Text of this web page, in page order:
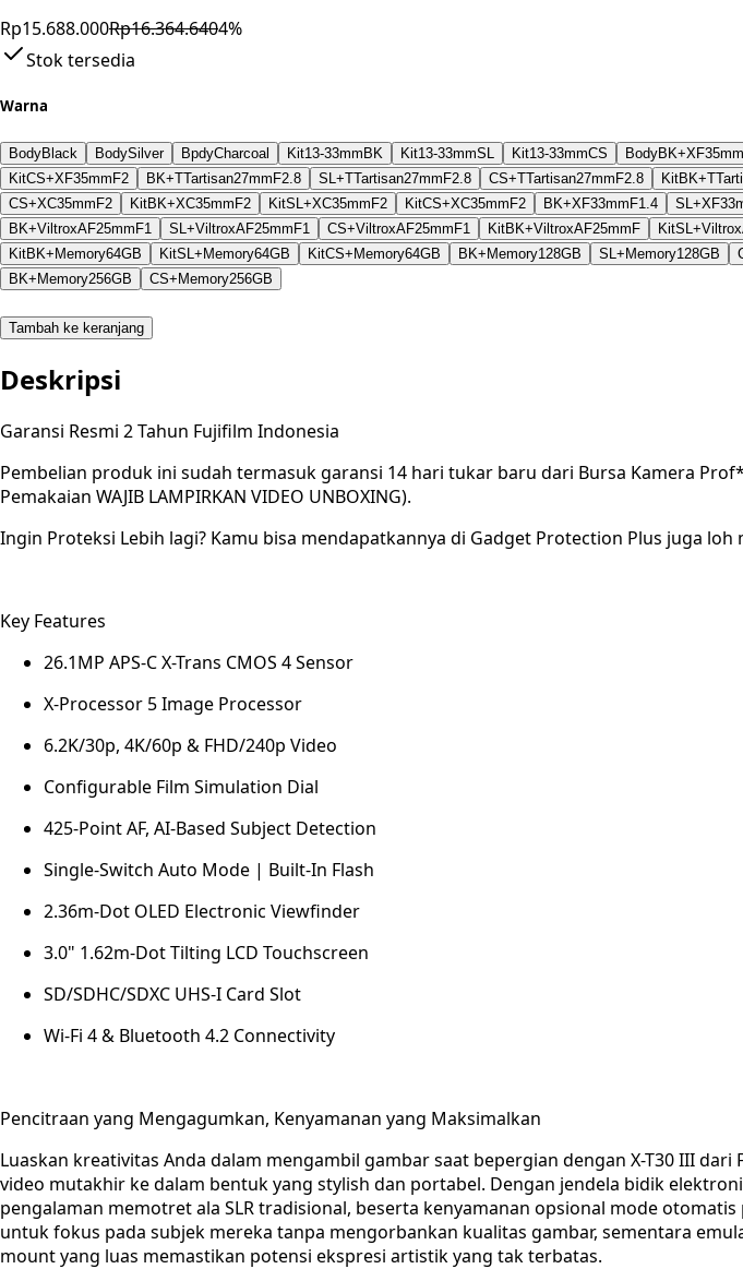
Rp15.688.000Rp16.364.6404%
Stok tersedia
Warna
BodyBlack BodySilver BpdyCharcoal Kit13-33mmBK Kit13-33mmSL Kit13-33mmCS
KitCS+XF35mmF2
BK+TTartisan27mmF2.8 SL+TTartisan27mmF2.8 CS+TTartisan27mmF2.8
CS+XC35mmF2
KitBK+XC35mmF2 KitSL+XC35mmF2 KitCS+XC35mmF2 BK+XF33mmF1.4
BK+ViltroxAF25mmF1
SL+ViltroxAF25mmF1 CS+ViltroxAF25mmF1 KitBK+ViltroxAF25mmF
KitBK+Memory64GB
KitSL+Memory64GB KitCS+Memory64GB BK+Memory128GB SL+Memory128GB
BK+Memory256GB
CS+Memory256GB
Tambah ke keranjang
Deskripsi
Garansi Resmi 2 Tahun Fujifilm Indonesia
Pembelian produk ini sudah termasuk garansi 14 hari tukar baru dari Bursa Kamera
Pemakaian WAJIB LAMPIRKAN VIDEO UNBOXING).
Ingin Proteksi Lebih lagi? Kamu bisa mendapatkannya di Gadget Protection Plus juga loh
Key Features
26.1MP APS-C X-Trans CMOS 4 Sensor
X-Processor 5 Image Processor
6.2K/30p, 4K/60p & FHD/240p Video
Configurable Film Simulation Dial
425-Point AF, AI-Based Subject Detection
Single-Switch Auto Mode | Built-In Flash
2.36m-Dot OLED Electronic Viewfinder
3.0" 1.62m-Dot Tilting LCD Touchscreen
SD/SDHC/SDXC UHS-I Card Slot
Wi-Fi 4 & Bluetooth 4.2 Connectivity
Pencitraan yang Mengagumkan, Kenyamanan yang Maksimalkan
Luaskan kreativitas Anda dalam mengambil gambar saat bepergian dengan X-T30 III
video mutakhir ke dalam bentuk yang stylish dan portabel. Dengan jendela bidik
pengalaman memotret ala SLR tradisional, beserta kenyamanan opsional mode
untuk fokus pada subjek mereka tanpa mengorbankan kualitas gambar, sementara
mount yang luas memastikan potensi ekspresi artistik yang tak terbatas.